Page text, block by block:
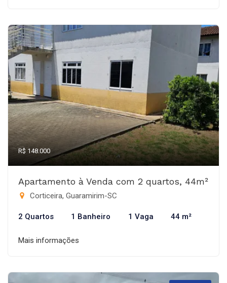
R$ 148.000
Apartamento à Venda com 2 quartos, 44m²
Corticeira, Guaramirim-SC
2 Quartos 1 Banheiro 1 Vaga 44 m²
Mais informações